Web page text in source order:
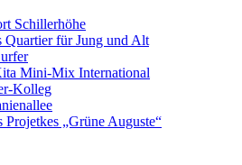
Schillerhöhe
Quartier für Jung und Alt
Mini-Mix International
Kolleg
„Grüne Auguste“